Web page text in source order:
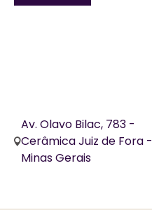
Av. Olavo Bilac, 783 -
Cerâmica Juiz de Fora -
Minas Gerais